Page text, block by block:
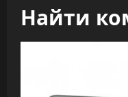
Найти